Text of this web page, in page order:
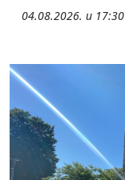
04.08.2026. u 17:30